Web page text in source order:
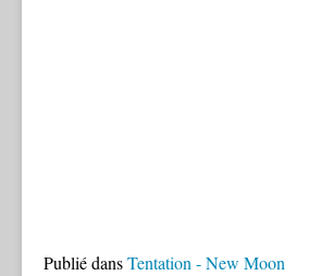
Publié dansTentation - New Moon